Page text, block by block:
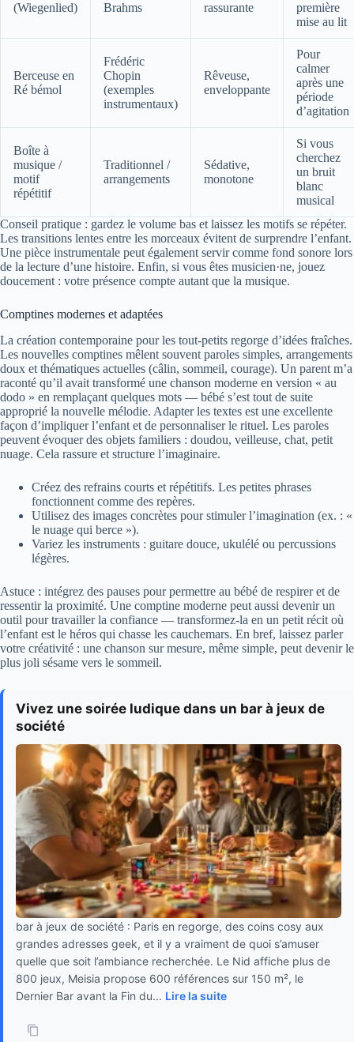
(Wiegenlied)
Brahms
rassurante
première
mise au lit
Berceuse en
Ré bémol
Frédéric
Chopin
(exemples
instrumentaux)
Rêveuse,
enveloppante
Pour
calmer
après une
période
d’agitation
Boîte à
musique /
motif
répétitif
Traditionnel /
arrangements
Sédative,
monotone
Si vous
cherchez
un bruit
blanc
musical
Conseil pratique : gardez le volume bas et laissez les motifs se répéter.
Les transitions lentes entre les morceaux évitent de surprendre l’enfant.
Une pièce instrumentale peut également servir comme fond sonore lors
de la lecture d’une histoire. Enfin, si vous êtes musicien·ne, jouez
doucement : votre présence compte autant que la musique.
Comptines modernes et adaptées
La création contemporaine pour les tout-petits regorge d’idées fraîches.
Les nouvelles comptines mêlent souvent paroles simples, arrangements
doux et thématiques actuelles (câlin, sommeil, courage). Un parent m’a
raconté qu’il avait transformé une chanson moderne en version « au
dodo » en remplaçant quelques mots — bébé s’est tout de suite
approprié la nouvelle mélodie. Adapter les textes est une excellente
façon d’impliquer l’enfant et de personnaliser le rituel. Les paroles
peuvent évoquer des objets familiers : doudou, veilleuse, chat, petit
nuage. Cela rassure et structure l’imaginaire.
Créez des refrains courts et répétitifs. Les petites phrases
fonctionnent comme des repères.
Utilisez des images concrètes pour stimuler l’imagination (ex. : «
le nuage qui berce »).
Variez les instruments : guitare douce, ukulélé ou percussions
légères.
Astuce : intégrez des pauses pour permettre au bébé de respirer et de
ressentir la proximité. Une comptine moderne peut aussi devenir un
outil pour travailler la confiance — transformez-la en un petit récit où
l’enfant est le héros qui chasse les cauchemars. En bref, laissez parler
votre créativité : une chanson sur mesure, même simple, peut devenir le
plus joli sésame vers le sommeil.
Vivez une soirée ludique dans un bar à jeux de
société
bar à jeux de société : Paris en regorge, des coins cosy aux
grandes adresses geek, et il y a vraiment de quoi s’amuser
quelle que soit l’ambiance recherchée. Le Nid affiche plus de
800 jeux, Meisia propose 600 références sur 150 m², le
Dernier Bar avant la Fin du... Lire la suite